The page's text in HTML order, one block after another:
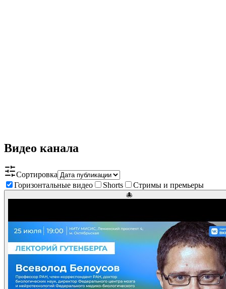
Видео канала
Сортировка
Горизонтальные видео
Shorts Стримы и премьеры
🐙